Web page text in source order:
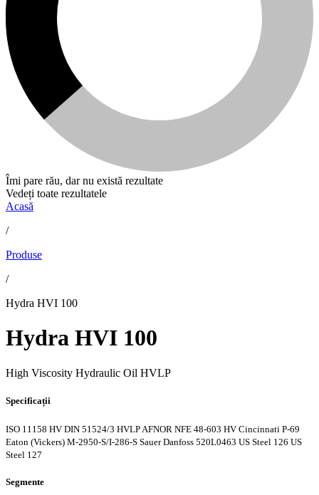
Îmi pare rău, dar nu există rezultate
Vedeți toate rezultatele
Acasă
/
Produse
/
Hydra HVI 100
Hydra HVI 100
High Viscosity Hydraulic Oil HVLP
Specificații
ISO 11158 HV DIN 51524/3 HVLPAFNOR NFE 48-603 HV Cincinnati P-69
Eaton (Vickers) M-2950-S/I-286-S Sauer Danfoss 520L0463 US Steel 126 US
Steel 127
Segmente